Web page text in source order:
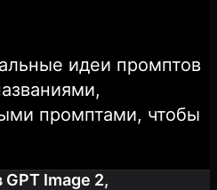
идеи промптов
промптами, чтобы
Image 2,